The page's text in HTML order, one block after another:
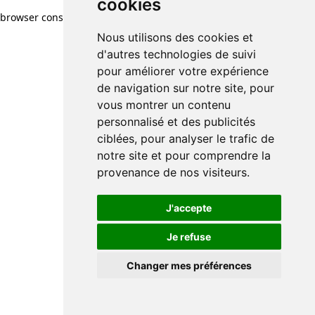
cookies
Nous utilisons des cookies et
d'autres technologies de suivi
pour améliorer votre expérience
de navigation sur notre site, pour
vous montrer un contenu
personnalisé et des publicités
ciblées, pour analyser le trafic de
notre site et pour comprendre la
provenance de nos visiteurs.
J'accepte
Je refuse
Changer mes préférences
cookies
Nous utilisons des cookies et
d'autres technologies de suivi
pour améliorer votre expérience
de navigation sur notre site, pour
vous montrer un contenu
personnalisé et des publicités
ciblées, pour analyser le trafic de
notre site et pour comprendre la
provenance de nos visiteurs.
J'accepte
Je refuse
Changer mes préférences
browser console for more information)